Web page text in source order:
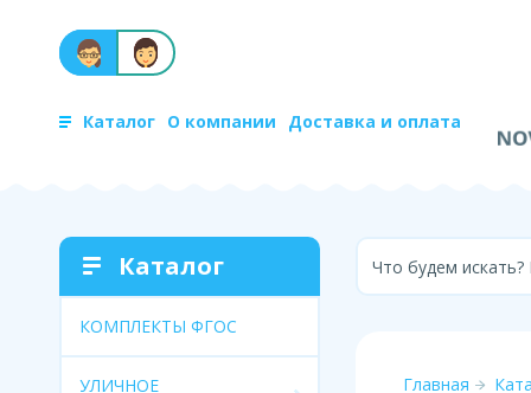
Каталог О компании Доставка и оплата
Каталог
КОМПЛЕКТЫ ФГОС
УЛИЧНОЕ
Что будем
Главная